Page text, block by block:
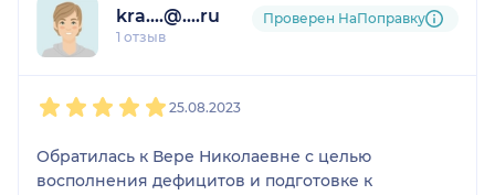
чуткость. Врача рекомендую!
kra....@....ru
1 отзыв
Проверен НаПоправку
25.08.2023
Обратилась к Вере Николаевне с целью
восполнения дефицитов и подготовке к